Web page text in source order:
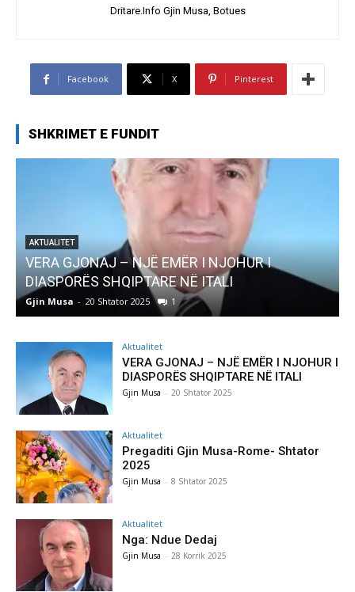
Dritare.Info Gjin Musa, Botues
Facebook X Pinterest
SHKRIMET E FUNDIT
I NJOHUR I
ITALI
AKTUALITET
Pregaditi Gjin Musa-Rome-
Gjin Musa 8 Shtator 2025
Aktualitet
VERA GJONAJ – NJË EMËR I NJOHUR I
DIASPORËS SHQIPTARE NË ITALI
Gjin Musa - 20 Shtator 2025
Aktualitet
Pregaditi Gjin Musa-Rome- Shtator
2025
Gjin Musa - 8 Shtator 2025
Aktualitet
Nga: Ndue Dedaj
Gjin Musa - 28 Korrik 2025